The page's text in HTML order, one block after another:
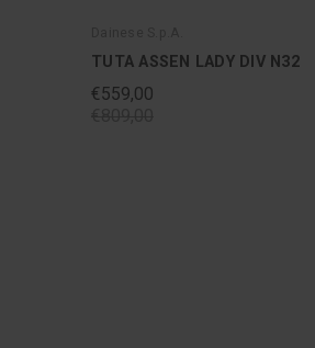
TUTA ASSEN LADY DIV N32
€559,00